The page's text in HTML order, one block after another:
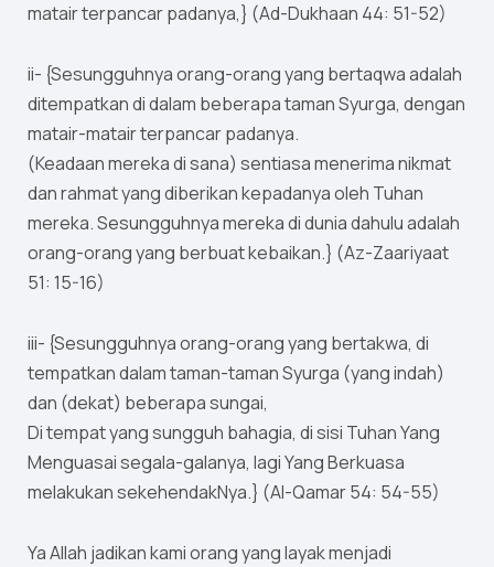
matair terpancar padanya,} (Ad-Dukhaan 44: 51-52)
ii- {Sesungguhnya orang-orang yang bertaqwa adalah
ditempatkan di dalam beberapa taman Syurga, dengan
matair-matair terpancar padanya.
(Keadaan mereka di sana) sentiasa menerima nikmat
dan rahmat yang diberikan kepadanya oleh Tuhan
mereka. Sesungguhnya mereka di dunia dahulu adalah
orang-orang yang berbuat kebaikan.} (Az-Zaariyaat
51: 15-16)
iii- {Sesungguhnya orang-orang yang bertakwa, di
tempatkan dalam taman-taman Syurga (yang indah)
dan (dekat) beberapa sungai,
Di tempat yang sungguh bahagia, di sisi Tuhan Yang
Menguasai segala-galanya, lagi Yang Berkuasa
melakukan sekehendakNya.} (Al-Qamar 54: 54-55)
Ya Allah jadikan kami orang yang layak menjadi